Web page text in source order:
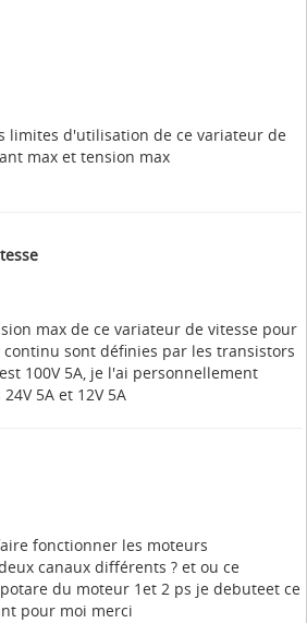
limites d'utilisation de ce variateur de
max et tension max
max de ce variateur de vitesse pour
sont définies par les transistors
100V 5A, je l'ai personnellement
5A et 12V 5A
fonctionner les moteurs
canaux différents ? et ou ce
du moteur 1et 2 ps je debuteet ce
pour moi merci